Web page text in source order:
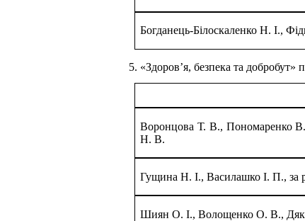
Богданець-Білоскаленко Н. І.,
5. «Здоров’я, безпека та добробут»
Воронцова Т. В., Пономаренко
Н. В.
Гущина Н. І., Василашко І. П., за
Шиян О. І., Волощенко О. В.,